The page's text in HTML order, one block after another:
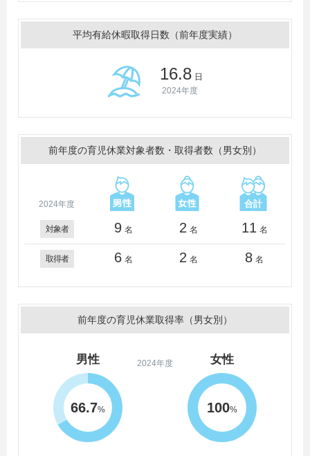
平均有給休暇取得日数（前年度実績）
16.8 日
2024年度
前年度の育児休業対象者数・取得者数（男女別）
2024年度
対象者 9 名 2 名 11 名
取得者 6 名 2 名 8 名
前年度の育児休業取得率（男女別）
2024年度
男性
66.7%
女性
100%